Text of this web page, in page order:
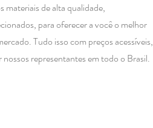
de alta qualidade,
para oferecer a você o melhor
Tudo isso com preços acessíveis,
nossos representantes em todo o Brasil.